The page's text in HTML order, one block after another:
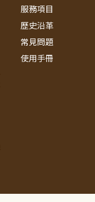
服務項目
歷史沿革
常見問題
使用手冊